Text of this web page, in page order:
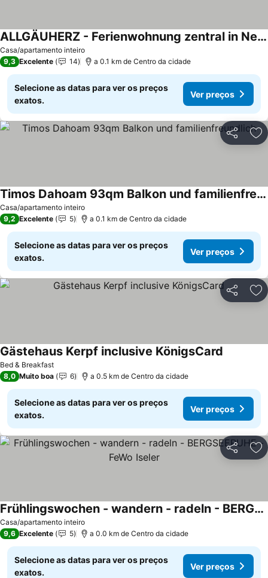
Casa/apartamento inteiro
ALLGÄUHERZ - Ferienwohnung zentral in Nesselwang - inklusive KÖNIGSKARTE
9,3 Excelente 14 a 0.1 km de Centro da cidade
Selecione as datas para ver os preços
exatos.
Ver preços
Partilhar
Casa/apartamento inteiro
Timos Dahoam 93qm Balkon und familienfreundlich
9,2 Excelente 5 a 0.1 km de Centro da cidade
Selecione as datas para ver os preços
exatos.
Ver preços
Partilhar
Bed & Breakfast
Gästehaus Kerpf inclusive KönigsCard
8,0 Muito boa 6 a 0.5 km de Centro da cidade
Selecione as datas para ver os preços
exatos.
Ver preços
Partilhar
Casa/apartamento inteiro
Frühlingswochen - wandern - radeln - BERGSEERUHE - FeWo Iseler
9,6 Excelente 5 a 0.0 km de Centro da cidade
Selecione as datas para ver os preços
exatos.
Ver preços